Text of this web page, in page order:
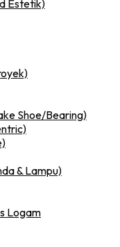
Estetik)
Shoe/Bearing)
& Lampu)
Logam